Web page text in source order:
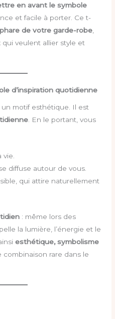
en avant le symbole
et facile à porter. Ce t-
de votre garde-robe
veulent allier style et
d’inspiration quotidienne
un motif esthétique. Il est
. En le portant, vous
diffuse autour de vous.
qui attire naturellement
: même lors des
la lumière, l’énergie et le
esthétique, symbolisme
combinaison rare dans le